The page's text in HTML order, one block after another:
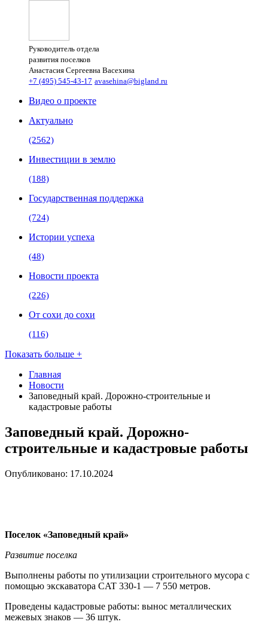
Руководитель отдела
развития поселков
Анастасия Сергеевна Васехина
+7 (495) 545-43-17 avasehina@bigland.ru
Видео о проекте
Актуально
(2562)
Инвестиции в землю
(188)
Государственная поддержка
(724)
Истории успеха
(48)
Новости проекта
(226)
От сохи до сохи
(116)
Показать больше +
Главная
Новости
Заповедный край. Дорожно-строительные и
кадастровые работы
Заповедный край. Дорожно-
строительные и кадастровые работы
Опубликовано: 17.10.2024
Поселок «Заповедный край»
Развитие поселка
Выполнены работы по утилизации строительного мусора с
помощью экскаватора CAT 330-1 — 7 550 метров.
Проведены кадастровые работы: вынос металлических
межевых знаков — 36 штук.